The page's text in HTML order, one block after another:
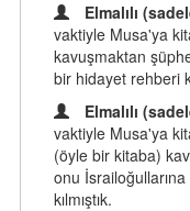
Elmalılı
vaktiyle Musa'ya
kavuşmaktan
bir hidayet rehberi
Elmalılı
vaktiyle Musa'ya
(öyle bir kitaba)
onu
kılmıştık.